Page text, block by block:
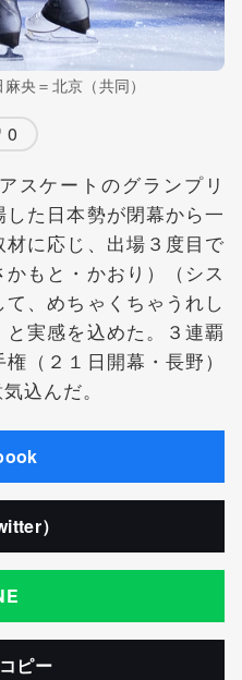
央＝北京（共同）
0
スケートのグランプリ
した日本勢が閉幕から一
に応じ、出場３度目で
かもと・かおり）（シス
、めちゃくちゃうれし
実感を込めた。３連覇
（２１日開幕・長野）
込んだ。
）
ピー